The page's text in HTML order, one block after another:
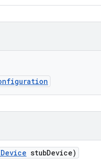
stubDevice)